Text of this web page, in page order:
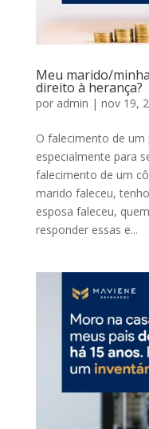
Meu marido/
direito à herança?
por admin | nov 19,
O falecimento de
especialmente para
falecimento de um
marido faleceu,
esposa faleceu,
responder essas e...